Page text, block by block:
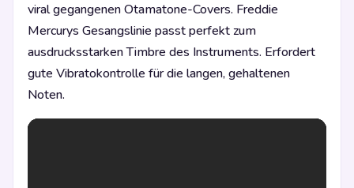
viral gegangenen Otamatone-Covers. Freddie
Mercurys Gesangslinie passt perfekt zum
ausdrucksstarken Timbre des Instruments. Erfordert
gute Vibratokontrolle für die langen, gehaltenen
Noten.